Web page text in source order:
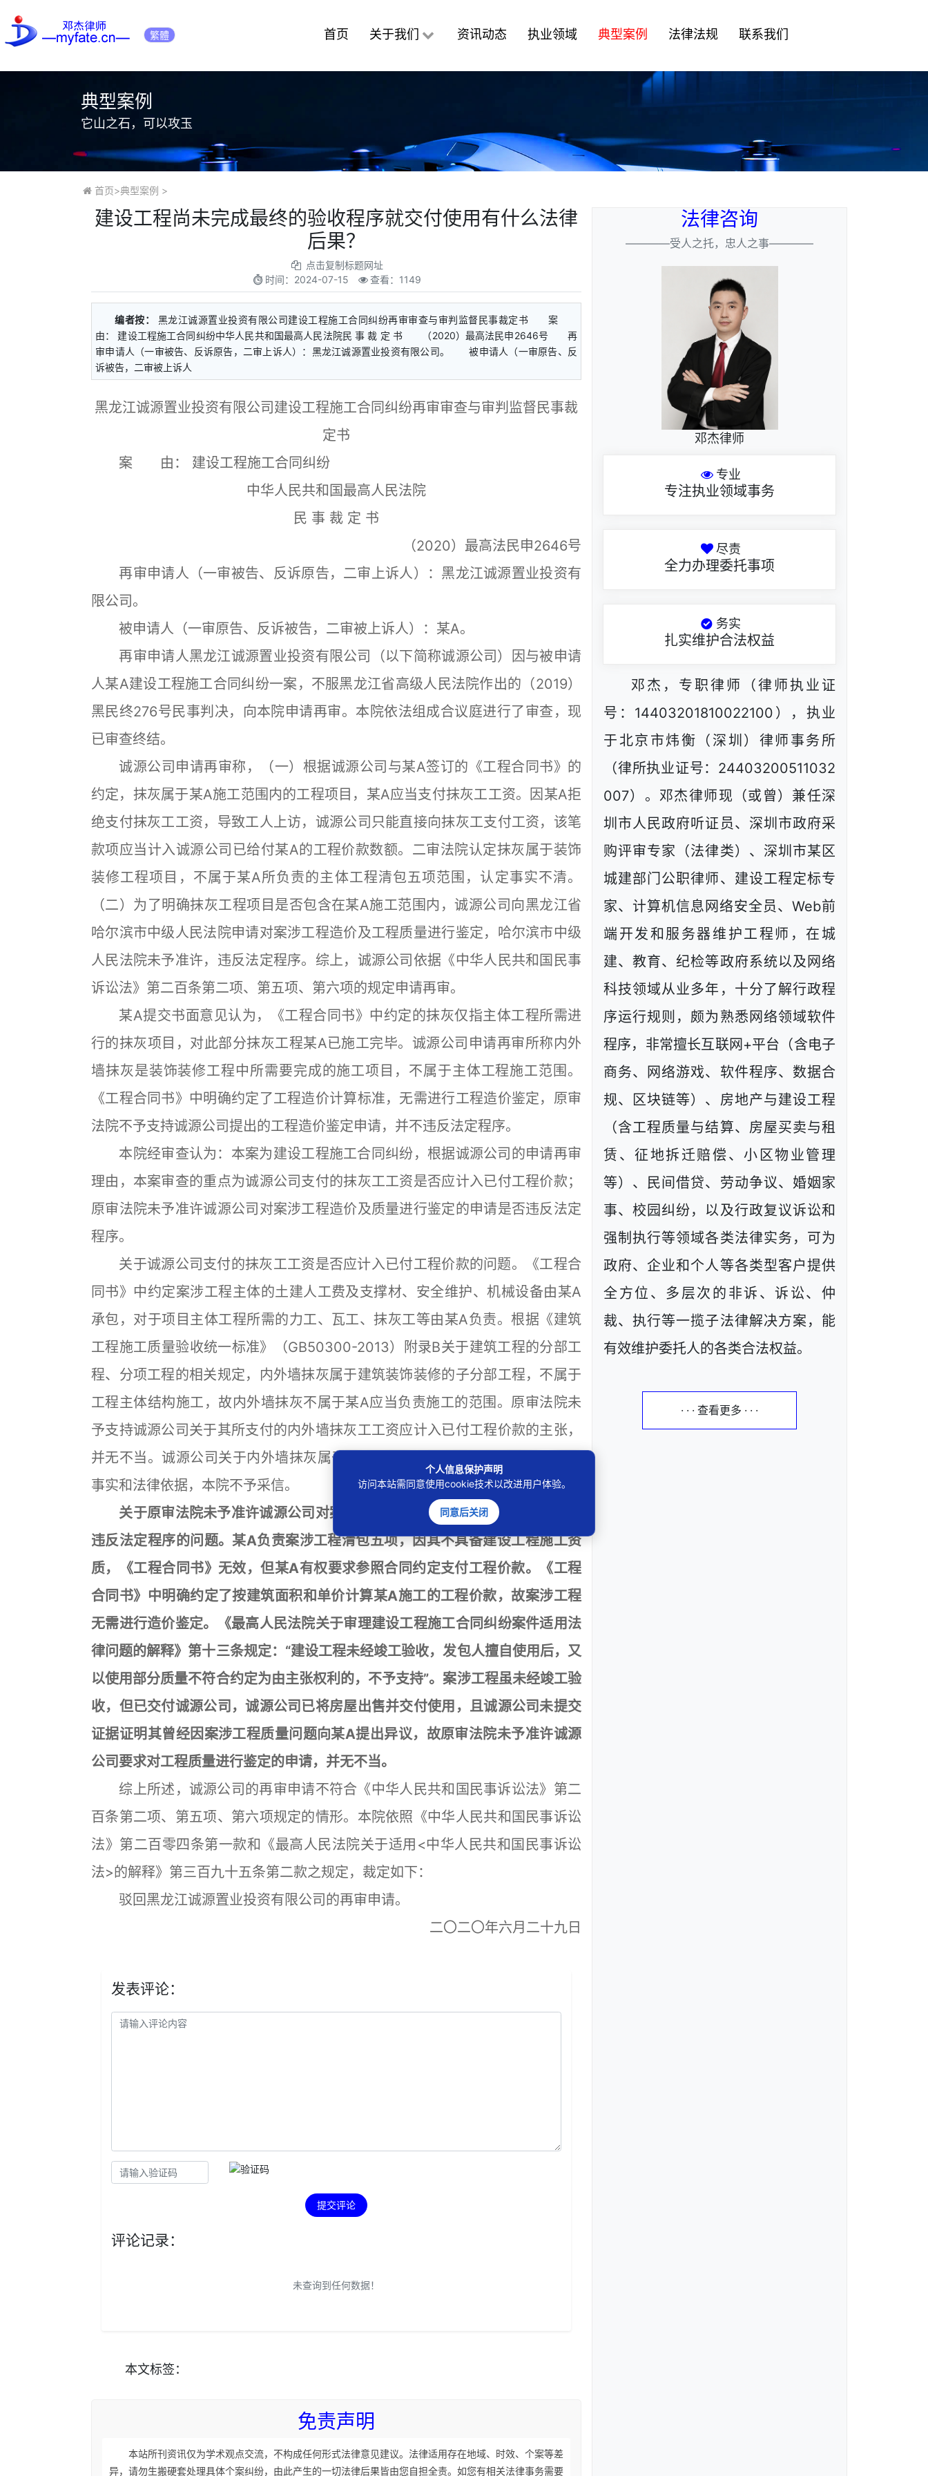
繁體 首页 关于我们 资讯动态 执业领域 典型案例 法律法规 联系我们
典型案例
它山之石，可以攻玉
首页>典型案例 >
建设工程尚未完成最终的验收程序就交付使用有什么法律
后果？
点击复制标题网址
时间： 2024-07-15 查看：1149
编者按：
黑龙江诚源置业投资有限公司建设工程施工合同纠纷再审审查与审判监督民事裁定书 案
由： 建设工程施工合同纠纷中华人民共和国最高人民法院民 事 裁 定 书 （2020）最高法民申2646号 再
审申请人（一审被告、反诉原告，二审上诉人）：黑龙江诚源置业投资有限公司。 被申请人（一审原告、反
诉被告，二审被上诉人
黑龙江诚源置业投资有限公司建设工程施工合同纠纷再审审查与审判监督民事裁
定书
案 由：
建设工程施工合同纠纷
中华人民共和国最高人民法院
民 事 裁 定 书
（2020）最高法民申2646号
再审申请人（一审被告、反诉原告，二审上诉人）：黑龙江诚源置业投资有
限公司。
被申请人（一审原告、反诉被告，二审被上诉人）：某A。
再审申请人黑龙江诚源置业投资有限公司（以下简称诚源公司）因与被申请
人某A建设工程施工合同纠纷一案，不服黑龙江省高级人民法院作出的（2019）
黑民终276号民事判决，向本院申请再审。本院依法组成合议庭进行了审查，现
已审查终结。
诚源公司申请再审称，（一）根据诚源公司与某A签订的《工程合同书》的
约定，抹灰属于某A施工范围内的工程项目，某A应当支付抹灰工工资。因某A拒
绝支付抹灰工工资，导致工人上访，诚源公司只能直接向抹灰工支付工资，该笔
款项应当计入诚源公司已给付某A的工程价款数额。二审法院认定抹灰属于装饰
装修工程项目，不属于某A所负责的主体工程清包五项范围，认定事实不清。
（二）为了明确抹灰工程项目是否包含在某A施工范围内，诚源公司向黑龙江省
哈尔滨市中级人民法院申请对案涉工程造价及工程质量进行鉴定，哈尔滨市中级
人民法院未予准许，违反法定程序。综上，诚源公司依据《中华人民共和国民事
诉讼法》第二百条第二项、第五项、第六项的规定申请再审。
某A提交书面意见认为，《工程合同书》中约定的抹灰仅指主体工程所需进
行的抹灰项目，对此部分抹灰工程某A已施工完毕。诚源公司申请再审所称内外
墙抹灰是装饰装修工程中所需要完成的施工项目，不属于主体工程施工范围。
《工程合同书》中明确约定了工程造价计算标准，无需进行工程造价鉴定，原审
法院不予支持诚源公司提出的工程造价鉴定申请，并不违反法定程序。
本院经审查认为：本案为建设工程施工合同纠纷，根据诚源公司的申请再审
理由，本案审查的重点为诚源公司支付的抹灰工工资是否应计入已付工程价款；
原审法院未予准许诚源公司对案涉工程造价及质量进行鉴定的申请是否违反法定
程序。
关于诚源公司支付的抹灰工工资是否应计入已付工程价款的问题。《工程合
同书》中约定案涉工程主体的土建人工费及支撑材、安全维护、机械设备由某A
承包，对于项目主体工程所需的力工、瓦工、抹灰工等由某A负责。根据《建筑
工程施工质量验收统一标准》（GB50300-2013）附录B关于建筑工程的分部工
程、分项工程的相关规定，内外墙抹灰属于建筑装饰装修的子分部工程，不属于
工程主体结构施工，故内外墙抹灰不属于某A应当负责施工的范围。原审法院未
予支持诚源公司关于其所支付的内外墙抹灰工工资应计入已付工程价款的主张，
并无不当。诚源公司关于内外墙抹灰属于某A负责施工的范围的申请理由，没有
事实和法律依据，本院不予采信。
关于原审法院未予准许诚源公司对案涉工程造价及质量进行鉴定的申请是否
违反法定程序的问题。某A负责案涉工程清包五项，因其不具备建设工程施工资
质，《工程合同书》无效，但某A有权要求参照合同约定支付工程价款。《工程
合同书》中明确约定了按建筑面积和单价计算某A施工的工程价款，故案涉工程
无需进行造价鉴定。《最高人民法院关于审理建设工程施工合同纠纷案件适用法
律问题的解释》第十三条规定：“建设工程未经竣工验收，发包人擅自使用后，又
以使用部分质量不符合约定为由主张权利的，不予支持”。案涉工程虽未经竣工验
收，但已交付诚源公司，诚源公司已将房屋出售并交付使用，且诚源公司未提交
证据证明其曾经因案涉工程质量问题向某A提出异议，故原审法院未予准许诚源
公司要求对工程质量进行鉴定的申请，并无不当。
综上所述，诚源公司的再审申请不符合《中华人民共和国民事诉讼法》第二
百条第二项、第五项、第六项规定的情形。本院依照《中华人民共和国民事诉讼
法》第二百零四条第一款和《最高人民法院关于适用<中华人民共和国民事诉讼
法>的解释》第三百九十五条第二款之规定，裁定如下：
驳回黑龙江诚源置业投资有限公司的再审申请。
二〇二〇年六月二十九日
发表评论：
提交评论
评论记录：
未查询到任何数据！
本文标签：
免责声明
本站所刊资讯仅为学术观点交流，不构成任何形式法律意见建议。法律适用存在地域、时效、个案等差
异，请勿生搬硬套处理具体个案纠纷，由此产生的一切法律后果皆由您自担全责。如您有相关法律事务需要
法律咨询
————受人之托，忠人之事————
邓杰律师
专业
专注执业领域事务
尽责
全力办理委托事项
务实
扎实维护合法权益
邓杰，专职律师（律师执业证
号：14403201810022100），执业
于北京市炜衡（深圳）律师事务所
（律所执业证号：24403200511032
007）。邓杰律师现（或曾）兼任深
圳市人民政府听证员、深圳市政府采
购评审专家（法律类）、深圳市某区
城建部门公职律师、建设工程定标专
家、计算机信息网络安全员、Web前
端开发和服务器维护工程师，在城
建、教育、纪检等政府系统以及网络
科技领域从业多年，十分了解行政程
序运行规则，颇为熟悉网络领域软件
程序，非常擅长互联网+平台（含电子
商务、网络游戏、软件程序、数据合
规、区块链等）、房地产与建设工程
（含工程质量与结算、房屋买卖与租
赁、征地拆迁赔偿、小区物业管理
等）、民间借贷、劳动争议、婚姻家
事、校园纠纷，以及行政复议诉讼和
强制执行等领域各类法律实务，可为
政府、企业和个人等各类型客户提供
全方位、多层次的非诉、诉讼、仲
裁、执行等一揽子法律解决方案，能
有效维护委托人的各类合法权益。
· · · 查看更多 · · ·
个人信息保护声明
访问本站需同意使用cookie技术以改进用户体验。
同意后关闭